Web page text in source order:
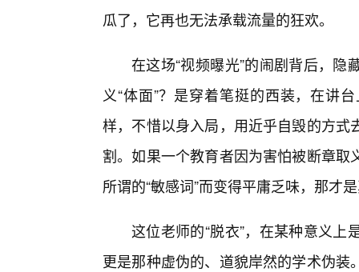
瓜了，它再也无法承载流量的狂欢。
在这场“视频曝光”的闹剧背后，
义“体面”？是穿着笔挺的西装，在讲
样，不惜以身入局，用近乎自毁的方
割。如果一个教育者因为害怕被断章
所谓的“敏感词”而变得平庸乏味，那才
这位老师的“脱衣”，在某种意义
更是那种虚伪的、道貌岸然的学术伪